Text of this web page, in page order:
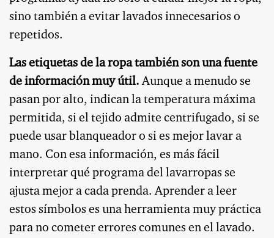
sino también a evitar lavados innecesarios o
repetidos.
Las etiquetas de la ropa también son una fuente
de información muy útil. Aunque a menudo se
pasan por alto, indican la temperatura máxima
permitida, si el tejido admite centrifugado, si se
puede usar blanqueador o si es mejor lavar a
mano. Con esa información, es más fácil
interpretar qué programa del lavarropas se
ajusta mejor a cada prenda. Aprender a leer
estos símbolos es una herramienta muy práctica
para no cometer errores comunes en el lavado.